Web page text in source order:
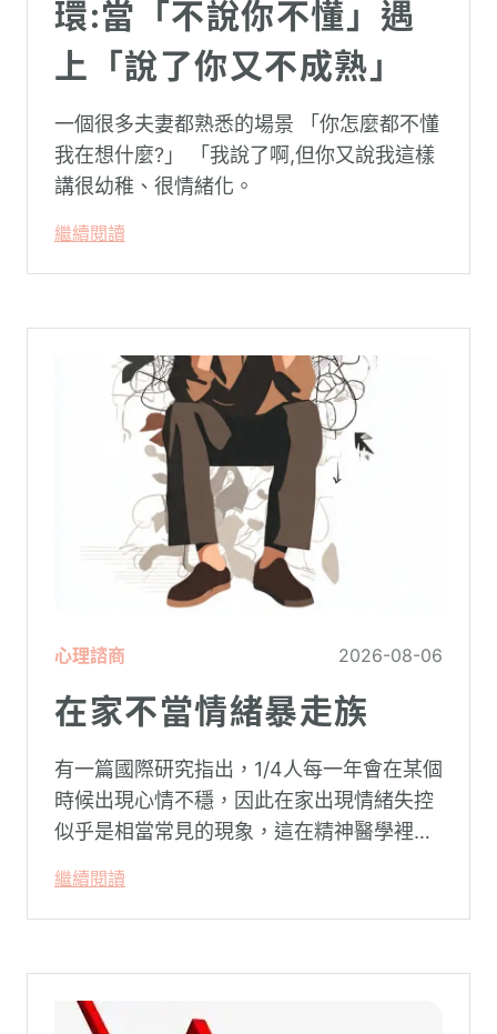
環:當「不說你不懂」遇
上「說了你又不成熟」
一個很多夫妻都熟悉的場景 「你怎麼都不懂
我在想什麼?」 「我說了啊,但你又說我這樣
講很幼稚、很情緒化。
繼續閱讀
心理諮商 2026-08-06
在家不當情緒暴走族
有一篇國際研究指出，1/4人每一年會在某個
時候出現心情不穩，因此在家出現情緒失控
似乎是相當常見的現象，這在精神醫學裡不
系統在長久使用之下，突然在某一次需要處
理更高層次的資料時，電腦呈現當機現象，
造成重大影響。
繼續閱讀